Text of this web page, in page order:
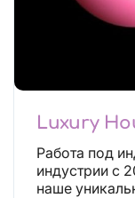
Luxury
Работа под инди От 700 000₽ в
индустрии с
наше